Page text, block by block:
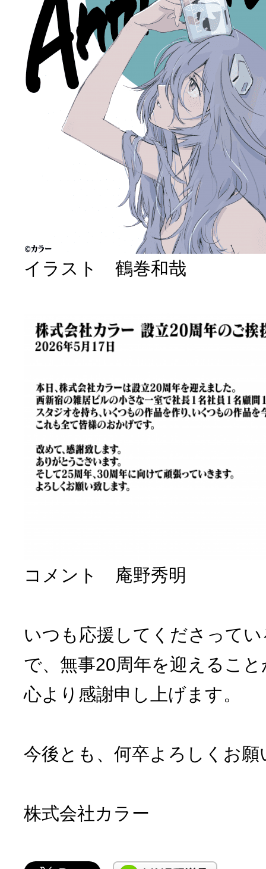
イラスト 鶴巻和哉
コメント 庵野秀明
いつも応援してくださって
で、無事20周年を迎えるこ
心より感謝申し上げます。
今後とも、何卒よろしくお
株式会社カラー